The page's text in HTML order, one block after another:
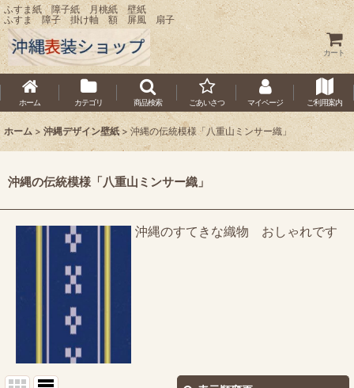
ふすま紙 障子紙 月桃紙 壁紙
ふすま 障子 掛け軸 額 屏風 扇子
カート
ホーム カテゴリ 商品検索 ごあいさつ マイページ ご利用案内
ホーム > 沖縄デザイン壁紙 > 沖縄の伝統模様「八重山ミンサー織」
沖縄の伝統模様「八重山ミンサー織」
沖縄のすてきな織物 おしゃれです